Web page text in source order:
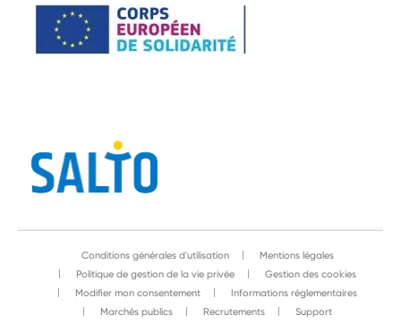
Conditions générales d'utilisation
Mentions légales
Politique de gestion de la vie privée
Gestion des cookies
Modifier mon consentement
Informations réglementaires
Marchés publics
Recrutements
Support